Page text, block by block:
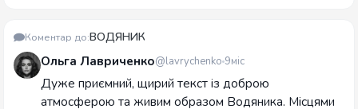
Коментар до:ВОДЯНИК
Ольга Лавриченко@lavrychenko 9міс
Дуже приємний, щирий текст із доброю
атмосферою та живим образом Водяника. Місцями